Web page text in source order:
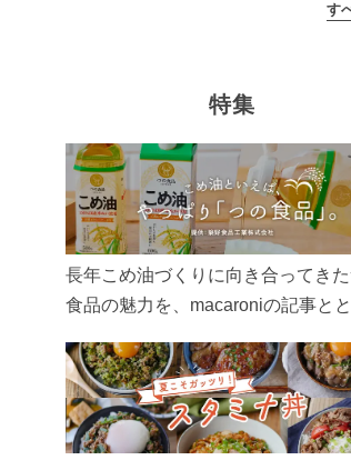
す
特集
長年こめ油づくりに向き合ってき
食品の魅力を、macaroniの記事と
ん、製造現場や品質へのこだわり
こめ油をもっと好きになるコンテ
ぜひお楽しみください。